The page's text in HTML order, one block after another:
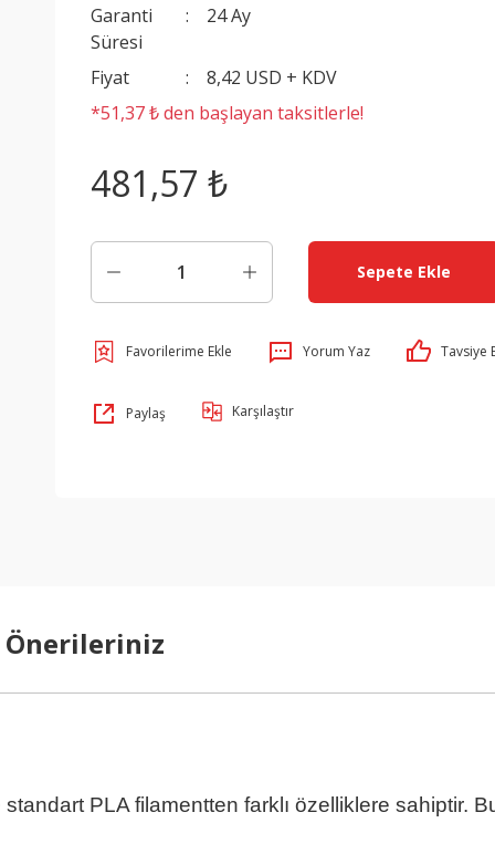
Garanti
Süresi
24 Ay
Fiyat
8,42 USD + KDV
*51,37 ₺ den başlayan taksitlerle!
481,57 ₺
Sepete Ekle
Yorum Yaz Tavsiye
Paylaş Karşılaştır
Önerileriniz
PLA filamentten farklı özelliklere sahiptir.